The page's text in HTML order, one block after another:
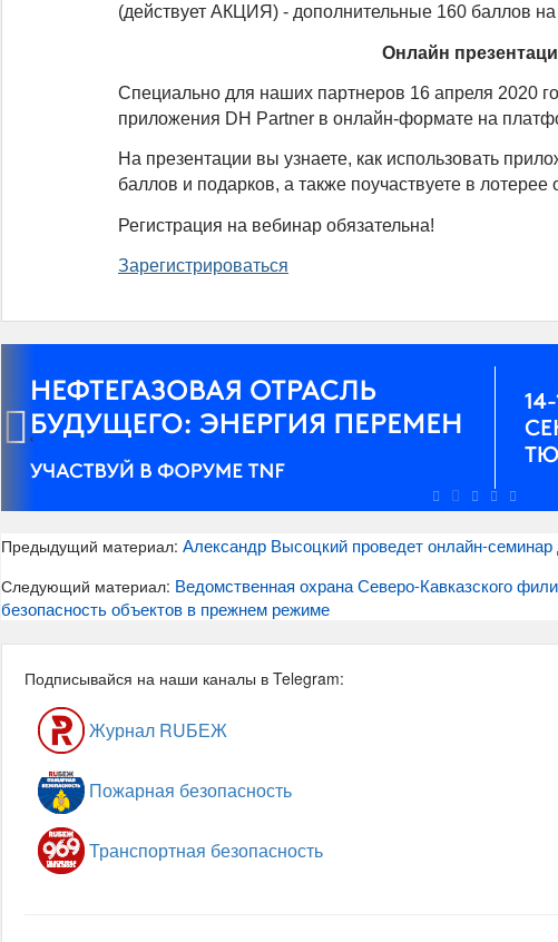
(действует АКЦИЯ) - дополнительные 160 баллов
Онлайн
Специально для наших партнеров 16 апреля 2020
приложения DH Partner в онлайн-формате на
На презентации вы узнаете, как использовать
баллов и подарков, а также поучаствуете в лотерее
Регистрация на вебинар обязательна!
Зарегистрироваться
‹
Предыдущий материал: Александр Высоцкий проведет онлайн-
Следующий материал: Ведомственная охрана Северо-Кавказского
безопасность объектов в прежнем режиме
Подписывайся на наши каналы в Telegram:
Журнал RUБЕЖ
Пожарная безопасность
Транспортная безопасность